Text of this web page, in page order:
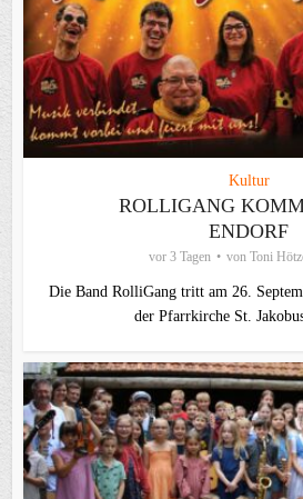
Kultur
ROLLIGANG
ENDORF
vor 3 Tagen von Toni
Die Band RolliGang tritt am 26.
der Pfarrkirche St.